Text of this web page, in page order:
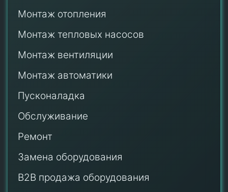
Монтаж отопления
Монтаж тепловых насосов
Монтаж вентиляции
Монтаж автоматики
Пусконаладка
Обслуживание
Ремонт
Замена оборудования
B2B продажа оборудования